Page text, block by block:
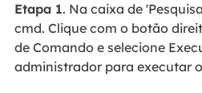
Etapa 1. Na caixa de
cmd. Clique com o botão
de Comando e selecione
administrador para executar